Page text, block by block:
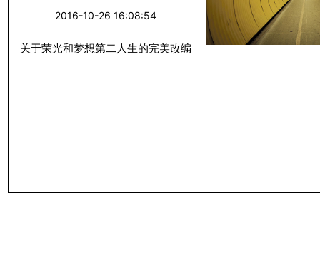
改编
2016-10-26 16:08:54
关于荣光和梦想第二人生的完美改编